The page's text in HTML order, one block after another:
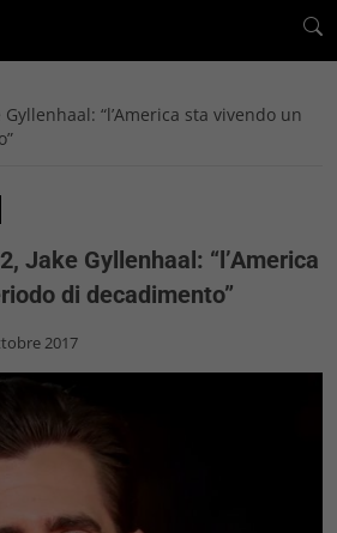
Gyllenhaal: “l’America sta vivendo un
Jake Gyllenhaal: “l’America
di decadimento”
2017